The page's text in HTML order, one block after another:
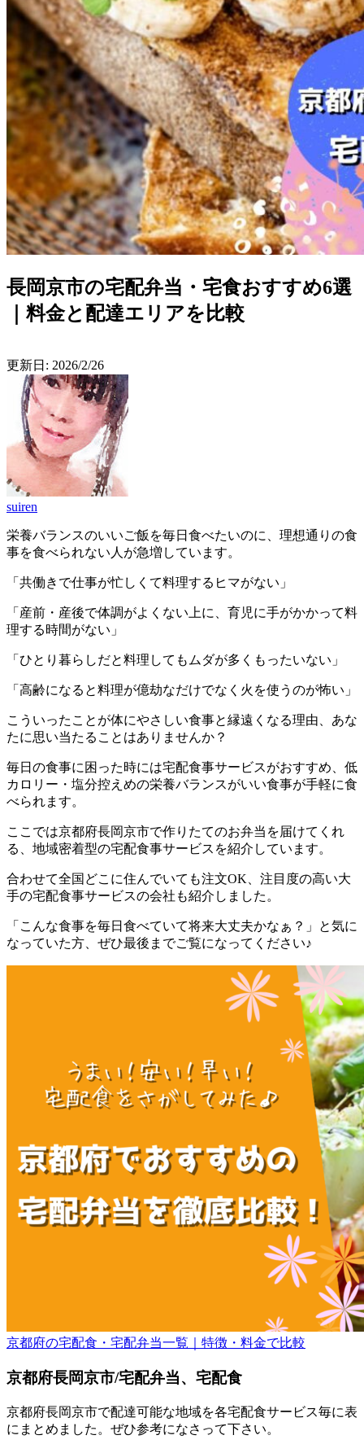
長岡京市の宅配弁当・宅食おすすめ6選
｜料金と配達エリアを比較
更新日: 2026/2/26
suiren
栄養バランスのいいご飯を毎日食べたいのに、理想通りの食
事を食べられない人が急増しています。
「共働きで仕事が忙しくて料理するヒマがない」
「産前・産後で体調がよくない上に、育児に手がかかって料
理する時間がない」
「ひとり暮らしだと料理してもムダが多くもったいない」
「高齢になると料理が億劫なだけでなく火を使うのが怖い」
こういったことが体にやさしい食事と縁遠くなる理由、あな
たに思い当たることはありませんか？
毎日の食事に困った時には宅配食事サービスがおすすめ、低
カロリー・塩分控えめの栄養バランスがいい食事が手軽に食
べられます。
ここでは京都府長岡京市で作りたてのお弁当を届けてくれ
る、地域密着型の宅配食事サービスを紹介しています。
合わせて全国どこに住んでいても注文OK、注目度の高い大
手の宅配食事サービスの会社も紹介 しました。
「こんな食事を毎日食べていて将来大丈夫かなぁ？」と気に
なっていた方、ぜひ最後までご覧になってください♪
京都府の宅配食・宅配弁当一覧｜特徴・料金で比較
京都府長岡京市/宅配弁当、宅配食
京都府長岡京市で配達可能な地域を各宅配食サービス毎に表
にまとめました。ぜひ参考になさって下さい。